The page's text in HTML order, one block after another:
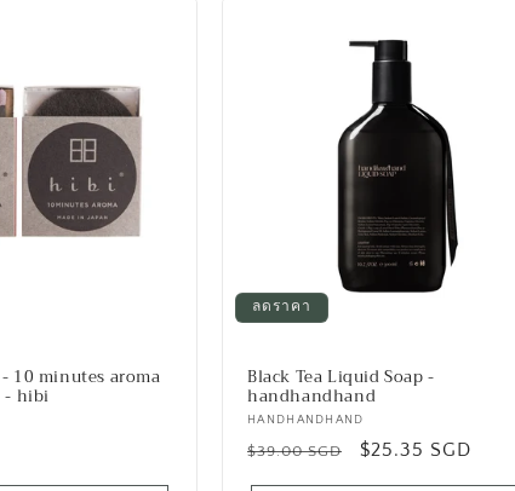
10 minutes aroma
- hibi
ลดราคา
Black Tea Liquid Soap -
handhandhand
เวน
เด
HANDHANDHAND
ราคา
$39.00 SGD
ราคา
$25.35 SGD